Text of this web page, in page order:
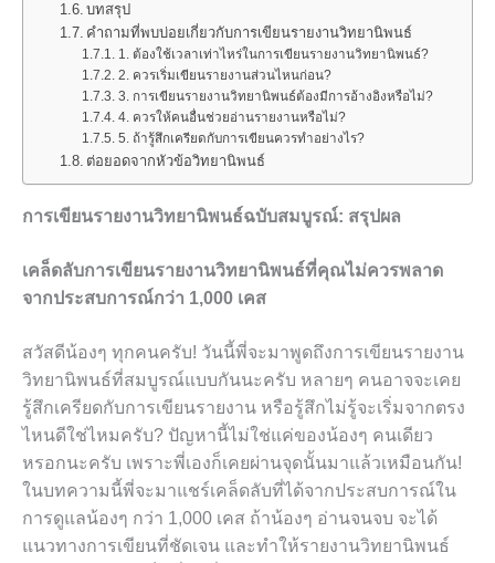
บทสรุป
คำถามที่พบบ่อยเกี่ยวกับการเขียนรายงานวิทยานิพนธ์
1. ต้องใช้เวลาเท่าไหร่ในการเขียนรายงานวิทยานิพนธ์?
2. ควรเริ่มเขียนรายงานส่วนไหนก่อน?
3. การเขียนรายงานวิทยานิพนธ์ต้องมีการอ้างอิงหรือไม่?
4. ควรให้คนอื่นช่วยอ่านรายงานหรือไม่?
5. ถ้ารู้สึกเครียดกับการเขียนควรทำอย่างไร?
ต่อยอดจากหัวข้อวิทยานิพนธ์
การเขียนรายงานวิทยานิพนธ์ฉบับสมบูรณ์: สรุปผล
เคล็ดลับการเขียนรายงานวิทยานิพนธ์ที่คุณไม่ควรพลาด
จากประสบการณ์กว่า 1,000 เคส
สวัสดีน้องๆ ทุกคนครับ! วันนี้พี่จะมาพูดถึงการเขียนรายงาน
วิทยานิพนธ์ที่สมบูรณ์แบบกันนะครับ หลายๆ คนอาจจะเคย
รู้สึกเครียดกับการเขียนรายงาน หรือรู้สึกไม่รู้จะเริ่มจากตรง
ไหนดีใช่ไหมครับ? ปัญหานี้ไม่ใช่แค่ของน้องๆ คนเดียว
หรอกนะครับ เพราะพี่เองก็เคยผ่านจุดนั้นมาแล้วเหมือนกัน!
ในบทความนี้พี่จะมาแชร์เคล็ดลับที่ได้จากประสบการณ์ใน
การดูแลน้องๆ กว่า 1,000 เคส ถ้าน้องๆ อ่านจนจบ จะได้
แนวทางการเขียนที่ชัดเจน และทำให้รายงานวิทยานิพนธ์